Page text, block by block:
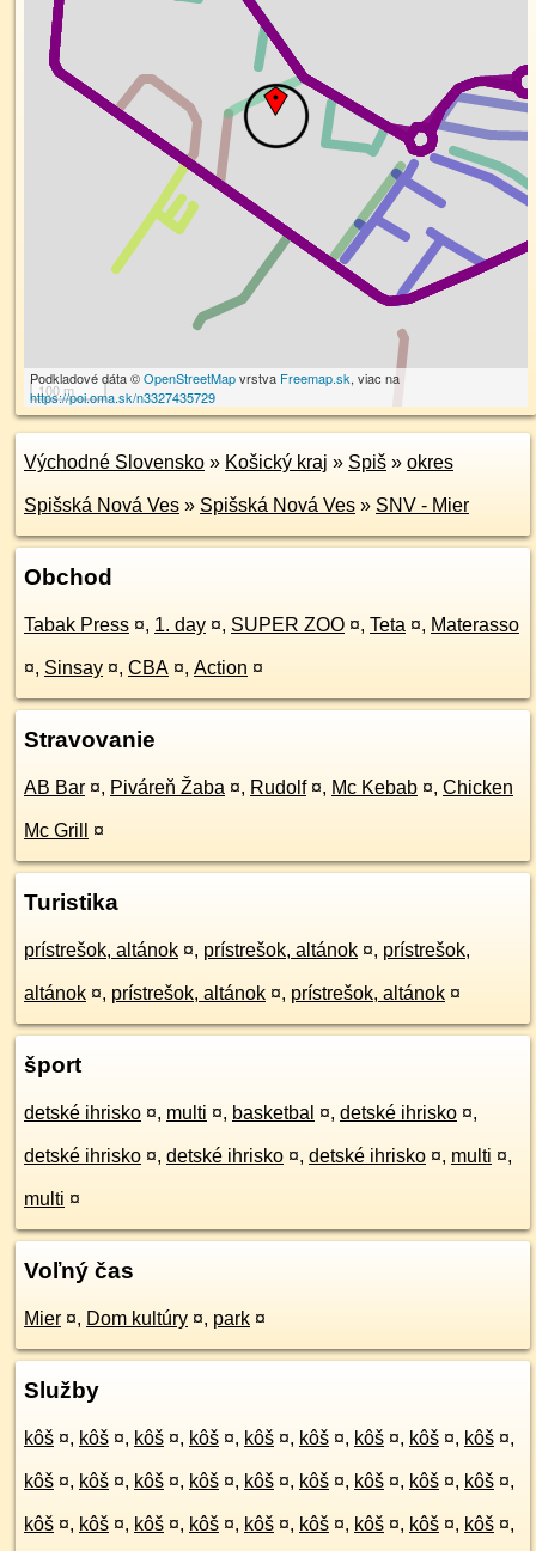
100 m
Podkladové dáta ©OpenStreetMapvrstva Freemap.sk, viac na
https://poi.oma.sk/n3327435729
Východné Slovensko » Košický kraj » Spiš » okres
Spišská Nová Ves » Spišská Nová Ves » SNV - Mier
Obchod
Tabak Press ¤, 1. day ¤, SUPER ZOO ¤, Teta ¤, Materasso
¤, Sinsay ¤, CBA ¤, Action ¤
Stravovanie
AB Bar ¤, Piváreň Žaba ¤, Rudolf ¤, Mc Kebab ¤, Chicken
Mc Grill ¤
Turistika
prístrešok, altánok ¤, prístrešok, altánok ¤, prístrešok,
altánok ¤, prístrešok, altánok ¤, prístrešok, altánok ¤
šport
detské ihrisko ¤, multi ¤, basketbal ¤, detské ihrisko ¤,
detské ihrisko ¤, detské ihrisko ¤, detské ihrisko ¤, multi ¤,
multi ¤
Voľný čas
Mier ¤, Dom kultúry ¤, park ¤
Služby
kôš ¤, kôš ¤, kôš ¤, kôš ¤, kôš ¤, kôš ¤, kôš ¤, kôš ¤, kôš ¤,
kôš ¤, kôš ¤, kôš ¤, kôš ¤, kôš ¤, kôš ¤, kôš ¤, kôš ¤, kôš ¤,
kôš ¤, kôš ¤, kôš ¤, kôš ¤, kôš ¤, kôš ¤, kôš ¤, kôš ¤, kôš ¤,